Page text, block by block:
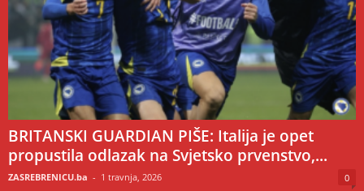
BRITANSKI GUARDIAN PIŠE: Italija je opet
propustila odlazak na Svjetsko prvenstvo,...
ZASREBRENICU.ba - 1 travnja, 2026 0